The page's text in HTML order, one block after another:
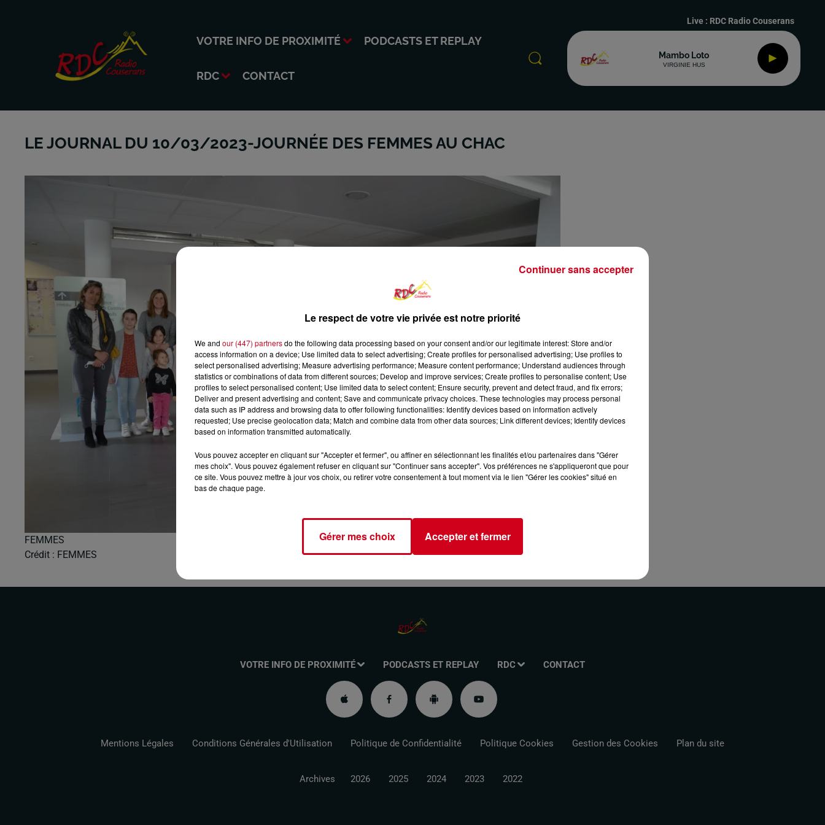
VOTRE INFO DE PROXIMITÉ PODCASTS ET REPLAY
RDC CONTACT
Live : RDC Radio Couserans
Mambo Loto
VIRGINIE HUS
LE JOURNAL DU 10/03/2023-JOURNÉE DES FEMMES AU CHAC
FEMMES
Crédit : FEMMES
VOTRE INFO DE PROXIMITÉ PODCASTS ET REPLAY RDC CONTACT
Mentions Légales Conditions Générales d'Utilisation Politique de Confidentialité Politique Cookies Gestion des Cookies Plan du site
Archives 2026 2025 2024 2023 2022
Le respect de votre vie privée est notre priorité
We and our (447) partnersdo the following data processing based on your consent and/or our legitimate interest: Store and/or
access information on a device; Use limited data to select advertising; Create profiles for personalised advertising; Use profiles to
select personalised advertising; Measure advertising performance; Measure content performance; Understand audiences through
statistics or combinations of data from different sources; Develop and improve services; Create profiles to personalise content; Use
profiles to select personalised content; Use limited data to select content; Ensure security, prevent and detect fraud, and fix errors;
Deliver and present advertising and content; Save and communicate privacy choices. These technologies may process personal
data such as IP address and browsing data to offer following functionalities: Identify devices based on information actively
requested; Use precise geolocation data; Match and combine data from other data sources; Link different devices; Identify devices
based on information transmitted automatically.
Vous pouvez accepter en cliquant sur "Accepter et fermer", ou affiner en sélectionnant les finalités et/ou partenaires dans "Gérer
mes choix". Vous pouvez également refuser en cliquant sur "Continuer sans accepter". Vos préférences ne s'appliqueront que pour
ce site. Vous pouvez mettre à jour vos choix, ou retirer votre consentement à tout moment via le lien "Gérer les cookies" situé en
bas de chaque page.
Gérer mes choix Accepter et fermer
Continuer sans accepter